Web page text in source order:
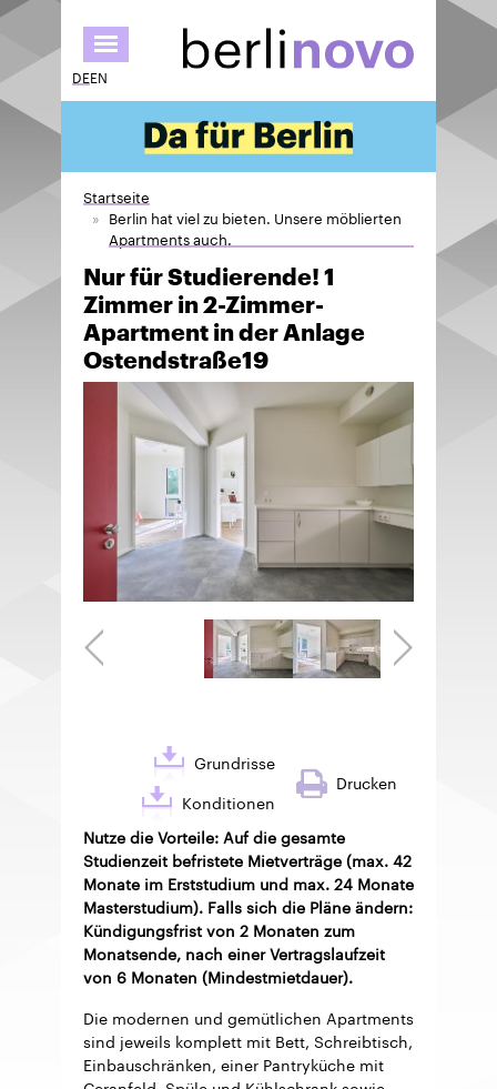
zum
Inhalt
DEEN
Startseite
Berlin hat viel zu bieten. Unsere möblierten
Apartments auch.
Nur für Studierende! 1
Zimmer in 2-Zimmer-
Apartment in der Anlage
Ostendstraße19
Grundrisse
Konditionen
Drucken
Nutze die Vorteile: Auf die gesamte
Studienzeit befristete Mietverträge (max. 42
Monate im Erststudium und max. 24 Monate
Masterstudium). Falls sich die Pläne ändern:
Kündigungsfrist von 2 Monaten zum
Monatsende, nach einer Vertragslaufzeit
von 6 Monaten (Mindestmietdauer).
Die modernen und gemütlichen Apartments
sind jeweils komplett mit Bett, Schreibtisch,
Einbauschränken, einer Pantryküche mit